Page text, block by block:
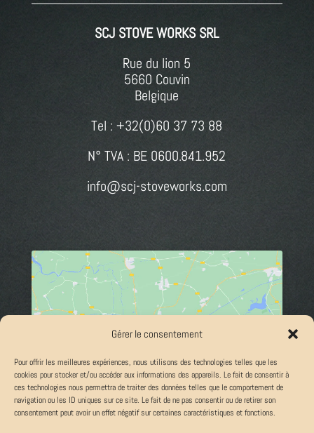
Gérer le consentement
Pour offrir les meilleures expériences, nous utilisons des technologies telles que les
cookies pour stocker et/ou accéder aux informations des appareils. Le fait de consentir à
ces technologies nous permettra de traiter des données telles que le comportement de
navigation ou les ID uniques sur ce site. Le fait de ne pas consentir ou de retirer son
consentement peut avoir un effet négatif sur certaines caractéristiques et fonctions.
SCJ STOVE WORKS SRL
Rue du lion 5
5660 Couvin
Belgique
Tel : +32(0)60 37 73 88
N° TVA : BE 0600.841.952
info@scj-stoveworks.com
Klik om marketing cookies te accepteren en deze